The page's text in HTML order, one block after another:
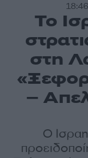
18:46
Το
στη
–
Ο